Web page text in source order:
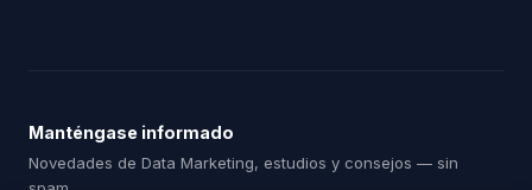
Manténgase informado
Novedades de Data Marketing, estudios y consejos — sin